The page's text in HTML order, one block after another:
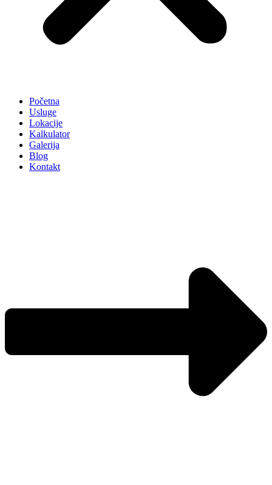
Početna
Usluge
Lokacije
Kalkulator
Galerija
Blog
Kontakt